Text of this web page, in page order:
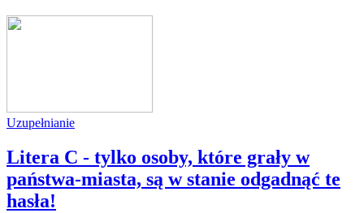
Uzupełnianie
Litera C - tylko osoby, które grały w
państwa-miasta, są w stanie odgadnąć te
hasła!